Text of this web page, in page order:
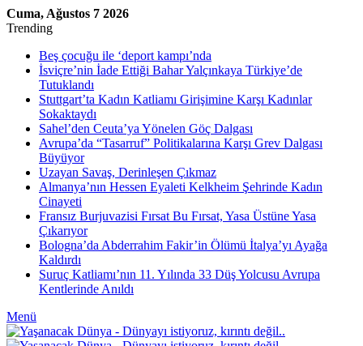
Cuma, Ağustos 7 2026
Trending
Beş çocuğu ile ‘deport kampı’nda
İsviçre’nin İade Ettiği Bahar Yalçınkaya Türkiye’de
Tutuklandı
Stuttgart’ta Kadın Katliamı Girişimine Karşı Kadınlar
Sokaktaydı
Sahel’den Ceuta’ya Yönelen Göç Dalgası
Avrupa’da “Tasarruf” Politikalarına Karşı Grev Dalgası
Büyüyor
Uzayan Savaş, Derinleşen Çıkmaz
Almanya’nın Hessen Eyaleti Kelkheim Şehrinde Kadın
Cinayeti
Fransız Burjuvazisi Fırsat Bu Fırsat, Yasa Üstüne Yasa
Çıkarıyor
Bologna’da Abderrahim Fakir’in Ölümü İtalya’yı Ayağa
Kaldırdı
Suruç Katliamı’nın 11. Yılında 33 Düş Yolcusu Avrupa
Kentlerinde Anıldı
Menü